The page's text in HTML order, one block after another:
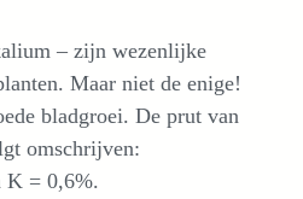
– zijn wezenlijke
Maar niet de enige!
bladgroei. De prut van
omschrijven:
K = 0,6%.